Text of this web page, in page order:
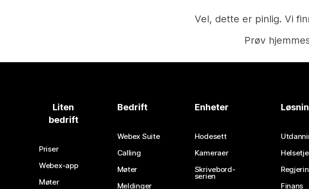
Vel, dette er pinlig. Vi
Prøv
Liten
bedrift
Priser
Webex-app
Møter
Bedrift
Webex Suite
Calling
Møter
Meldinger
Enheter
Hodesett
Kameraer
Skrivebord-
serien
Finans